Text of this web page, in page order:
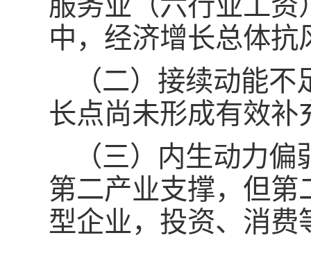
中，经济增长总体抗
（二）接续动能
长点尚未形成有效补
（三）内生动力
第二产业支撑，但
型企业，投资、消费